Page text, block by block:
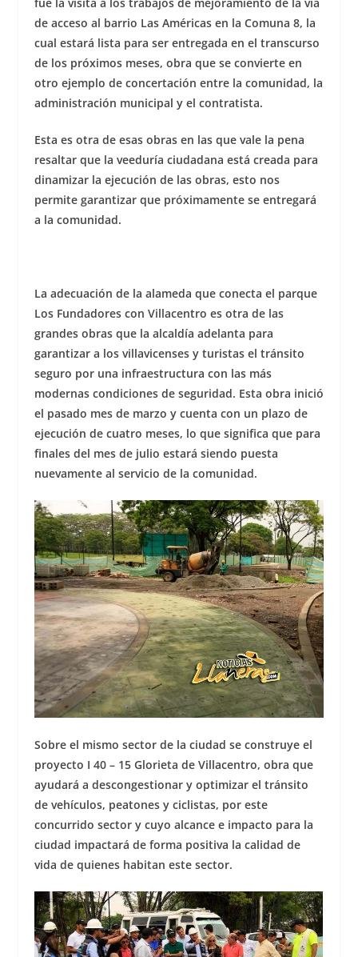
de acceso al barrio Las Américas en la Comuna 8, la
cual estará lista para ser entregada en el transcurso
de los próximos meses, obra que se convierte en
otro ejemplo de concertación entre la comunidad, la
administración municipal y el contratista.
Esta es otra de esas obras en las que vale la pena
resaltar que la veeduría ciudadana está creada para
dinamizar la ejecución de las obras, esto nos
permite garantizar que próximamente se entregará
a la comunidad.
La adecuación de la alameda que conecta el parque
Los Fundadores con Villacentro es otra de las
grandes obras que la alcaldía adelanta para
garantizar a los villavicenses y turistas el tránsito
seguro por una infraestructura con las más
modernas condiciones de seguridad. Esta obra inició
el pasado mes de marzo y cuenta con un plazo de
ejecución de cuatro meses, lo que significa que para
finales del mes de julio estará siendo puesta
nuevamente al servicio de la comunidad.
Sobre el mismo sector de la ciudad se construye el
proyecto I 40 – 15 Glorieta de Villacentro, obra que
ayudará a descongestionar y optimizar el tránsito
de vehículos, peatones y ciclistas, por este
concurrido sector y cuyo alcance e impacto para la
ciudad impactará de forma positiva la calidad de
vida de quienes habitan este sector.